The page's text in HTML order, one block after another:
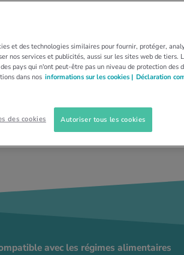
avec les régimes alimentaires
et des technologies similaires pour fournir, protéger,
nos services et publicités, aussi sur les sites web de tiers.
pays qui n'ont peut-être pas un niveau de protection des
dans nos informations sur les cookies | Déclaration
des cookies Autoriser tous les cookies